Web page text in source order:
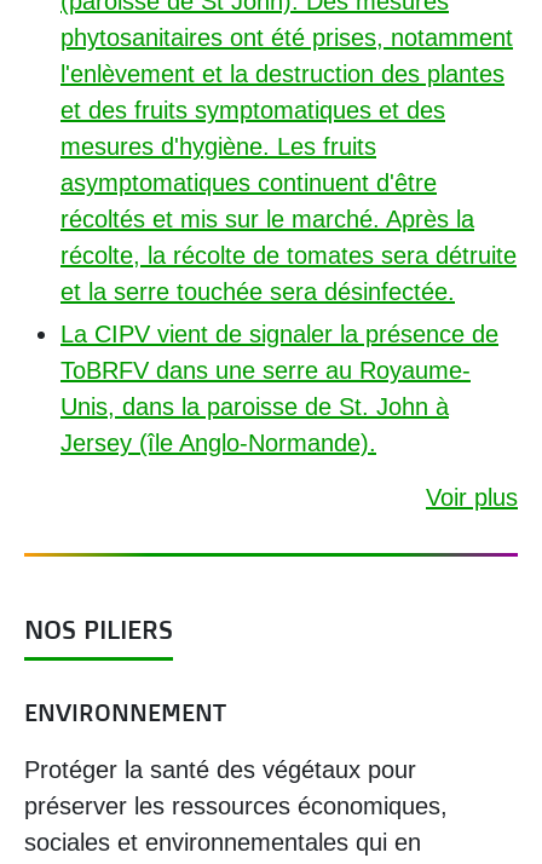
phytosanitaires ont été prises, notamment
l'enlèvement et la destruction des plantes
et des fruits symptomatiques et des
mesures d'hygiène. Les fruits
asymptomatiques continuent d'être
récoltés et mis sur le marché. Après la
récolte, la récolte de tomates sera détruite
et la serre touchée sera désinfectée.
La CIPV vient de signaler la présence de
ToBRFV dans une serre au Royaume-
Unis, dans la paroisse de St. John à
Jersey (île Anglo-Normande).
Voir plus
NOS PILIERS
ENVIRONNEMENT
Protéger la santé des végétaux pour
préserver les ressources économiques,
sociales et environnementales qui en